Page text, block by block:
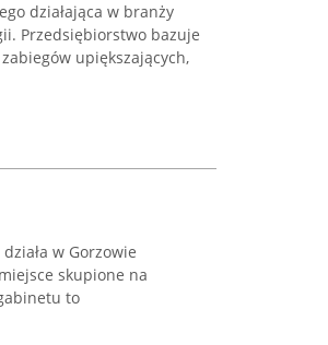
działająca w branży
Przedsiębiorstwo bazuje
upiększających,
w Gorzowie
skupione na
to